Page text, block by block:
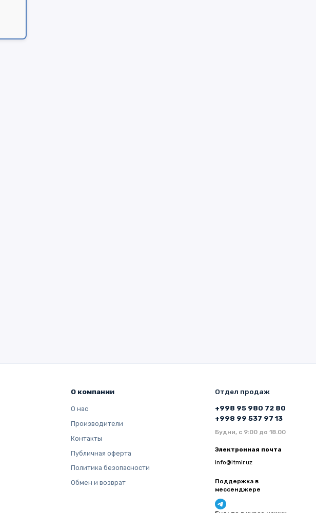
О компании
О нас
Производители
Контакты
Публичная оферта
Политика безопасности
Обмен и возврат
Отдел продаж
+998 95 980 72 80
+998 99 537 97 13
Будни, с 9:00 до 18.00
Электронная почта
info@itmir.uz
Поддержка в
мессенджере